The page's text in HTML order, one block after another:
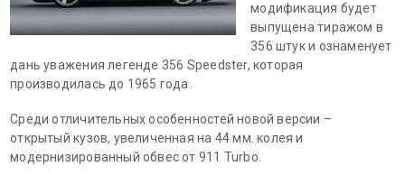
модификация будет
выпущена тиражом в
356 штук и ознаменует
дань уважения легенде 356 Speedster, которая
производилась до 1965 года.
Среди отличительных особенностей новой версии –
открытый кузов, увеличенная на 44 мм. колея и
модернизированный обвес от 911 Turbo.